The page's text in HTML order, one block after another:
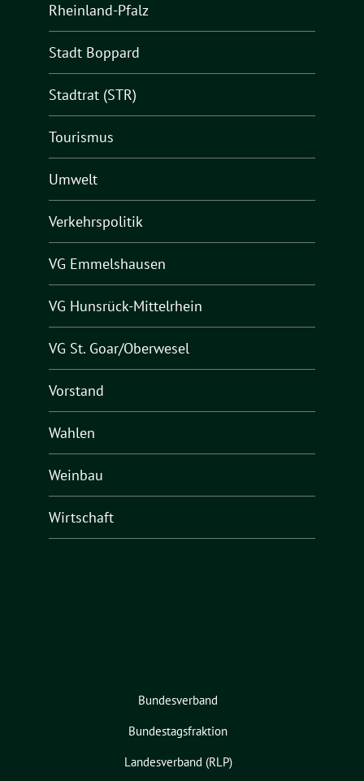
Rheinland-Pfalz
Stadt Boppard
Stadtrat (STR)
Tourismus
Umwelt
Verkehrspolitik
VG Emmelshausen
VG Hunsrück-Mittelrhein
VG St. Goar/Oberwesel
Vorstand
Wahlen
Weinbau
Wirtschaft
Bundesverband
Bundestagsfraktion
Landesverband (RLP)